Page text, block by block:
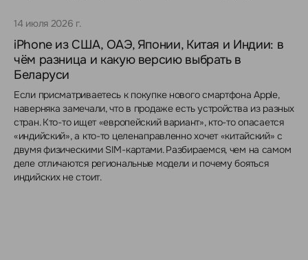
14 июля 2026 г.
iPhone из США, ОАЭ, Японии, Китая и Индии: в
чём разница и какую версию выбрать в
Беларуси
Если присматриваетесь к покупке нового смартфона Apple,
наверняка замечали, что в продаже есть устройства из разных
стран. Кто-то ищет «европейский вариант», кто-то опасается
«индийский», а кто-то целенаправленно хочет «китайский» с
двумя физическими SIM-картами. Разбираемся, чем на самом
деле отличаются региональные модели и почему бояться
индийских не стоит.